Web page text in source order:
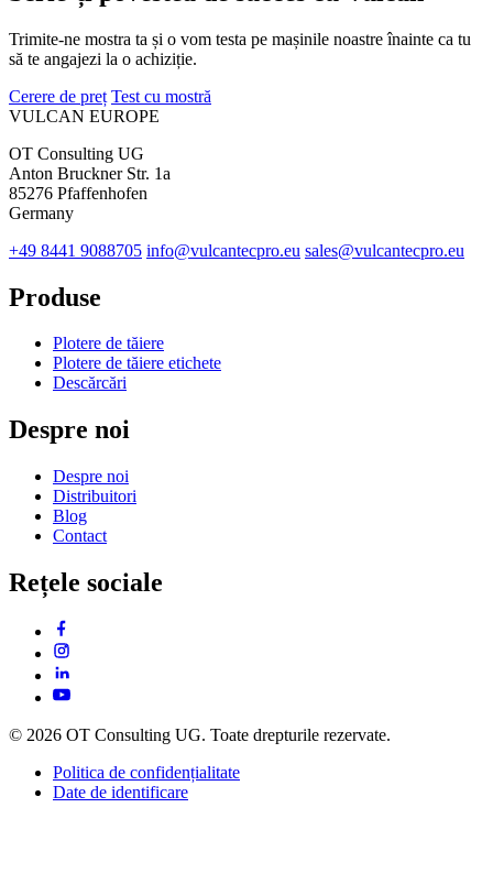
Trimite-ne mostra ta și o vom testa pe mașinile noastre înainte ca tu
să te angajezi la o achiziție.
Cerere de preț Test cu mostră
VULCAN EUROPE
OT Consulting UG
Anton Bruckner Str. 1a
85276 Pfaffenhofen
Germany
+49 8441 9088705 info@vulcantecpro.eu sales@vulcantecpro.eu
Produse
Plotere de tăiere
Plotere de tăiere etichete
Descărcări
Despre noi
Despre noi
Distribuitori
Blog
Contact
Rețele sociale
© 2026 OT Consulting UG. Toate drepturile rezervate.
Politica de confidențialitate
Date de identificare